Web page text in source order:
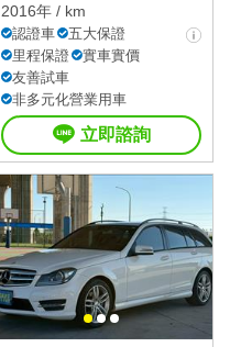
2016年 / km
認證車
五大保證
里程保證
實車實價
友善試車
非多元化營業用車
立即諮詢